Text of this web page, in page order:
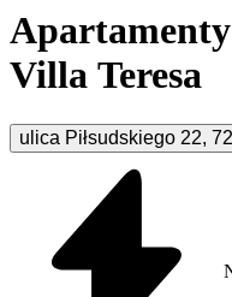
Villa Teresa
ulica Piłsudskiego 22,